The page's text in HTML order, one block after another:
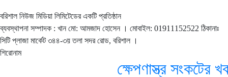
বরিশাল নিউজ মিডিয়া লিমিটেডের একটি প্রতিষ্ঠান
ব্যবস্থাপনা সম্পাদক : খান মো: আমজাদ হোসেন । মোবাইল: 01911152522 ঠিকানাঃ
সিটি প্লাজা মার্কেট ৩৪৪-৩য় তলা সদর রোড, বরিশাল ।
শিরোনাম
ক্ষেপণাস্ত্র সংকটের